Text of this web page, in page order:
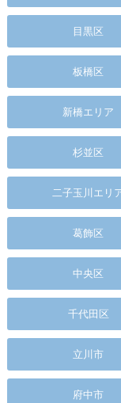
目黒区
板橋区
新橋エリア
杉並区
二子玉川エリ
葛飾区
中央区
千代田区
立川市
府中市